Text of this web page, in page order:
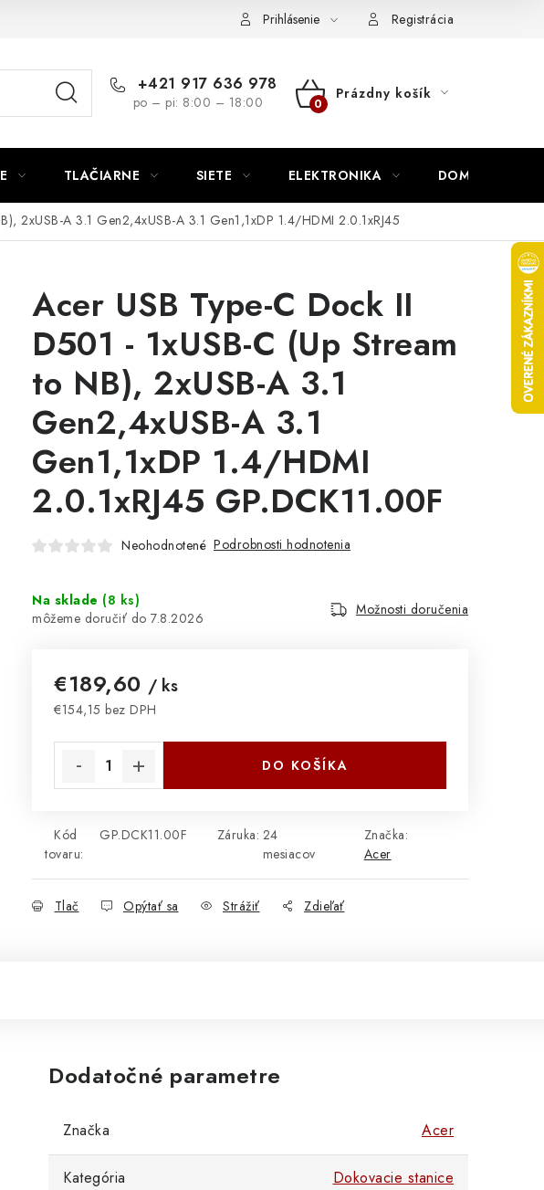
Napíšte námPrihlásenie Registrácia
+421 917 636 978
po – pi: 8:00 – 18:00
NÁKUPNÝ
Prázdny košík
TLAČIARNE SIETE ELEKTRONIKA DOMÁCNOSŤ
2xUSB-A 3.1 Gen2,4xUSB-A 3.1 Gen1,1xDP 1.4/HDMI 2.0.1xRJ45
Acer USB Type-C Dock II
D501 - 1xUSB-C (Up Stream
to NB), 2xUSB-A 3.1
Gen2,4xUSB-A 3.1
Gen1,1xDP 1.4/HDMI
2.0.1xRJ45 GP.DCK11.00F
Neohodnotené Podrobnosti hodnotenia
Na sklade (8 ks)
7.8.2026
Možnosti doručenia
€189,60 / ks
€154,15 bez DPH
DO KOŠÍKA
Kód
tovaru:
GP.DCK11.00F Záruka: 24
mesiacov
Značka:
Acer
Tlač Opýtať sa Strážiť Zdieľať
Dodatočné parametre
Značka Acer
Kategória Dokovacie stanice